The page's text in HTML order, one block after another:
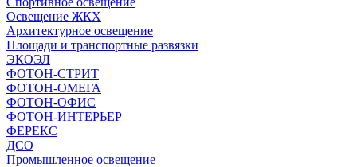
Освещение ЖКХ
Архитектурное освещение
Площади и транспортные развязки
ЭКОЭЛ
ФОТОН-СТРИТ
ФОТОН-ОМЕГА
ФОТОН-ОФИС
ФОТОН-ИНТЕРЬЕР
ФЕРЕКС
ДСО
Промышленное освещение